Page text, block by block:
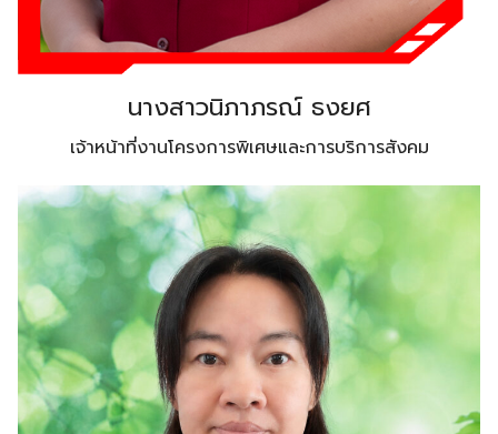
นางสาวนิภาภรณ์ ธงยศ
เจ้าหน้าที่งานโครงการพิเศษและการบริการสังคม